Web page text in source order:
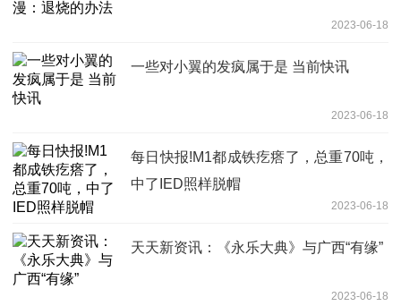
2023-06-18
一些对小翼的发疯属于是 当前快讯
2023-06-18
每日快报!M1都成铁疙瘩了，总重70吨，
中了IED照样脱帽
2023-06-18
天天新资讯：《永乐大典》与广西“有缘”
2023-06-18